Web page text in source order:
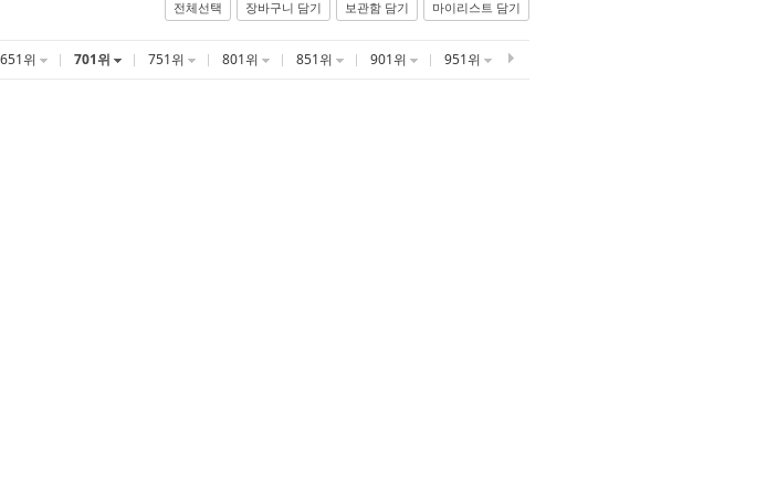
전체선택 장바구니 담기 보관함 담기 마이리스트 담기
651위 701위 751위 801위 851위 901위 951위